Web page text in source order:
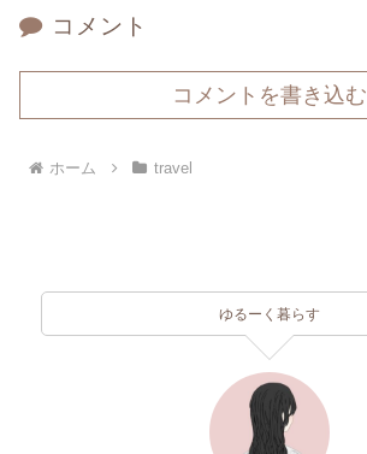
コメント
コメントを書き込む
ホーム travel
ゆるーく暮らす